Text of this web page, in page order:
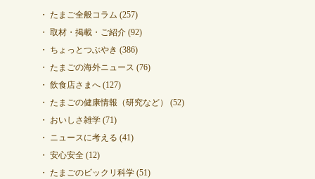
たまご全般コラム (257)
取材・掲載・ご紹介(92)
ちょっとつぶやき (386)
たまごの海外ニュース (76)
飲食店さまへ(127)
たまごの健康情報（研究など）
(52)
おいしさ雑学(71)
ニュースに考える (41)
安心安全(12)
たまごのビックリ科学(51)